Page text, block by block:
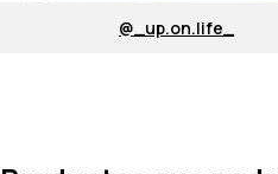
@_up.on.life_